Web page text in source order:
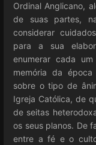
Ordinal Anglicano,
de suas partes,
considerar
para a sua
enumerar cada
memória da
sobre o tipo de
Igreja Católica, de
de seitas
os seus planos. De
entre a fé e o